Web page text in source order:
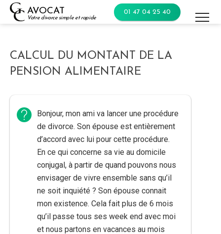
Skip
AVOCAT
Votre divorce simple et rapide
01 47 04 25 40
CALCUL DU MONTANT DE LA
PENSION ALIMENTAIRE
Bonjour, mon ami va lancer une procédure
de divorce. Son épouse est entièrement
d’accord avec lui pour cette procédure.
En ce qui concerne sa vie au domicile
conjugal, à partir de quand pouvons nous
envisager de vivre ensemble sans qu’il
ne soit inquiété ? Son épouse connait
mon existence. Cela fait plus de 6 mois
qu’il passe tous ses week end avec moi
et nous partons en vacances au mois